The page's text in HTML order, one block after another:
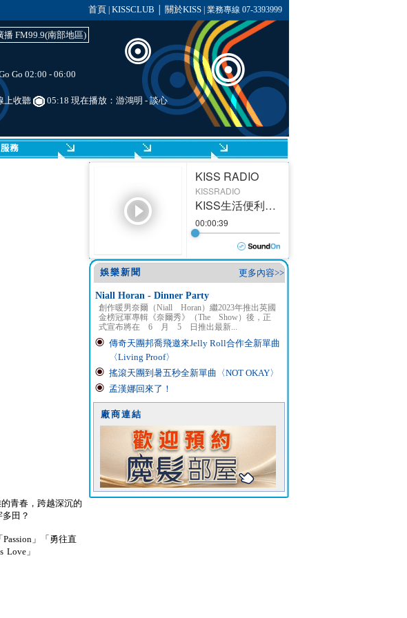
首頁 KISSCLUB 關於KISS| 業務專線 07-3393999
播 FM99.9(南部地區)
Go 02:00 - 06:00
上收聽 05:18 現在播放： 游鴻明 - 談心
青春，跨越深沉的
田？
」「勇往直
Love」
更多內容>>
娛樂新聞
Niall Horan - Dinner Party
創作暖男奈爾（Niall Horan）繼2023年推出英國
金榜冠軍專輯《奈爾秀》（The Show）後，正
式宣布將在 6 月 5 日推出最新...
傳奇天團邦喬飛邀來Jelly Roll合作全新單曲
〈Living Proof〉
搖滾天團到暑五秒全新單曲〈NOT OKAY〉
孟漢娜回來了！
廠商連結